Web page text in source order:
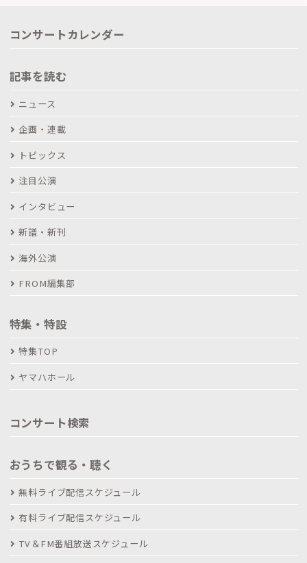
コンサートカレンダー
記事を読む
ニュース
企画・連載
トピックス
注目公演
インタビュー
新譜・新刊
海外公演
FROM編集部
特集・特設
特集TOP
ヤマハホール
コンサート検索
おうちで観る・聴く
無料ライブ配信スケジュール
有料ライブ配信スケジュール
TV＆FM番組放送スケジュール